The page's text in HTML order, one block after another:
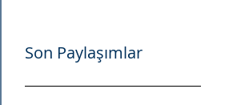
Son Paylaşımlar